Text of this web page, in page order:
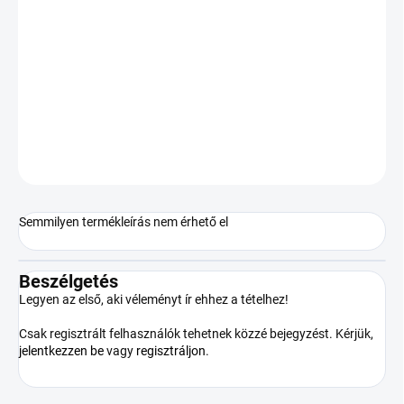
Semmilyen termékleírás nem érhető el
Beszélgetés
Legyen az első, aki véleményt ír ehhez a tételhez!
Csak regisztrált felhasználók tehetnek közzé bejegyzést. Kérjük,
jelentkezzen bevagy regisztráljon.